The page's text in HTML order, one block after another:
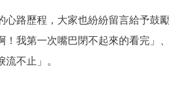
心路歷程，大家也紛紛留言給予鼓
！我第一次嘴巴閉不起來的看完」
不止」。